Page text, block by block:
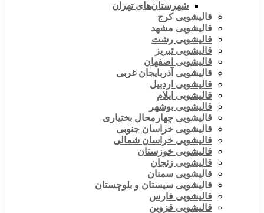
شهرستان‌های تهران
قالیشویی کرج
قالیشویی مشهد
قالیشویی رشت
قالیشویی تبریز
قالیشویی اصفهان
قالیشویی آذربایجان غربی
قالیشویی اردبیل
قالیشویی ایلام
قالیشویی بوشهر
قالیشویی چهارمحال بختیاری
قالیشویی خراسان جنوبی
قالیشویی خراسان شمالی
قالیشویی خوزستان
قالیشویی زنجان
قالیشویی سمنان
قالیشویی سیستان و بلوچستان
قالیشویی فارس
قالیشویی قزوین